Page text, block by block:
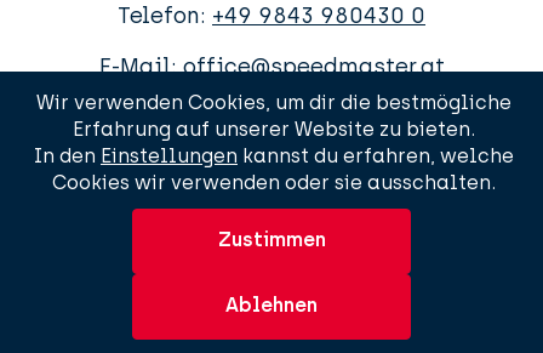
Telefon: +49 9843 980430 0
E-Mail:office@speedmaster.at
© 2026 Urheberrecht
. Alle Rechte
vorbehalten.
Wir verwenden Cookies, um dir die bestmögliche
Erfahrung auf unserer Website zu bieten.
In den Einstellungen kannst du erfahren, welche
Cookies wir verwenden oder sie ausschalten.
Zustimmen
Ablehnen